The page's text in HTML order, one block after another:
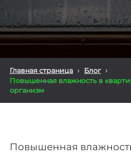
Главная страница › Блог ›
Повышенная влажность в
организм
Повышенная